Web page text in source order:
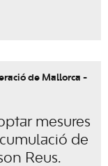
de Mallorca -
mesures
de
Reus.